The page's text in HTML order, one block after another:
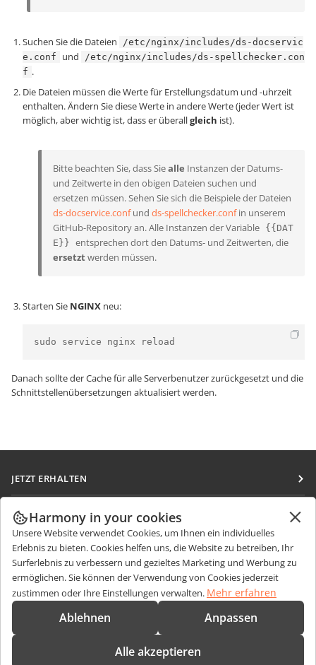
Suchen Sie die Dateien
/etc/nginx/includes/ds-docservic
e.conf
und
/etc/nginx/includes/ds-spellchecker.con
f .
Die Dateien müssen die Werte für Erstellungsdatum und -uhrzeit
enthalten. Ändern Sie diese Werte in andere Werte (jeder Wert ist
möglich, aber wichtig ist, dass er überallgleich ist).
Bitte beachten Sie, dass Siealle Instanzen der Datums-
und Zeitwerte in den obigen Dateien suchen und
ersetzen müssen. Sehen Sie sich die Beispiele der Dateien
ds-docservice.confund ds-spellchecker.confin unserem
GitHub-Repository an. Alle Instanzen der Variable {{DAT
E}} entsprechen dort den Datums- und Zeitwerten, die
ersetztwerden müssen.
Starten Sie NGINX neu:
sudo service nginx reload
Danach sollte der Cache für alle Serverbenutzer zurückgesetzt und die
Schnittstellenübersetzungen aktualisiert werden.
JETZT ERHALTEN
Docs
DocSpace
Workspace
Integrations-Apps
Desktop-Apps
Mobile Apps
ZUSAMMENARBEITEN
Für Mitwirkende
Für Übersetzer
Für Influencer
Stellenangebote
NACHRICHTEN ERHALTEN
Blog
HILFE ERHALTEN
Forum
Fragen zum Kauf
sales@onlyoffice.com
partners@onlyoffice.com
Harmony in your cookies
Unsere Website verwendet Cookies, um Ihnen ein individuelles
Erlebnis zu bieten. Cookies helfen uns, die Website zu betreiben, Ihr
Surferlebnis zu verbessern und gezieltes Marketing und Werbung zu
ermöglichen. Sie können der Verwendung von Cookies jederzeit
zustimmen oder Ihre Einstellungen verwalten. Mehr erfahren
Ablehnen Anpassen
Alle akzeptieren